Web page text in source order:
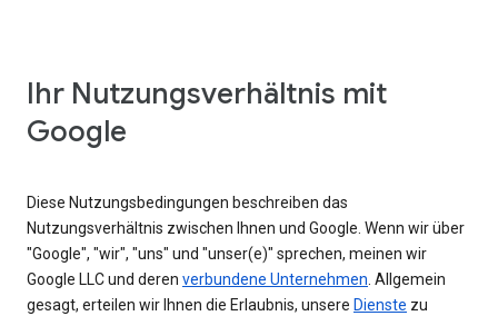
Ihr Nutzungsverhältnis mit
Google
Diese Nutzungsbedingungen beschreiben das
Nutzungsverhältnis zwischen Ihnen und Google. Wenn wir über
"Google", "wir", "uns" und "unser(e)" sprechen, meinen wir
Google LLC und deren verbundene Unternehmen . Allgemein
gesagt, erteilen wir Ihnen die Erlaubnis, unsere Dienste zu